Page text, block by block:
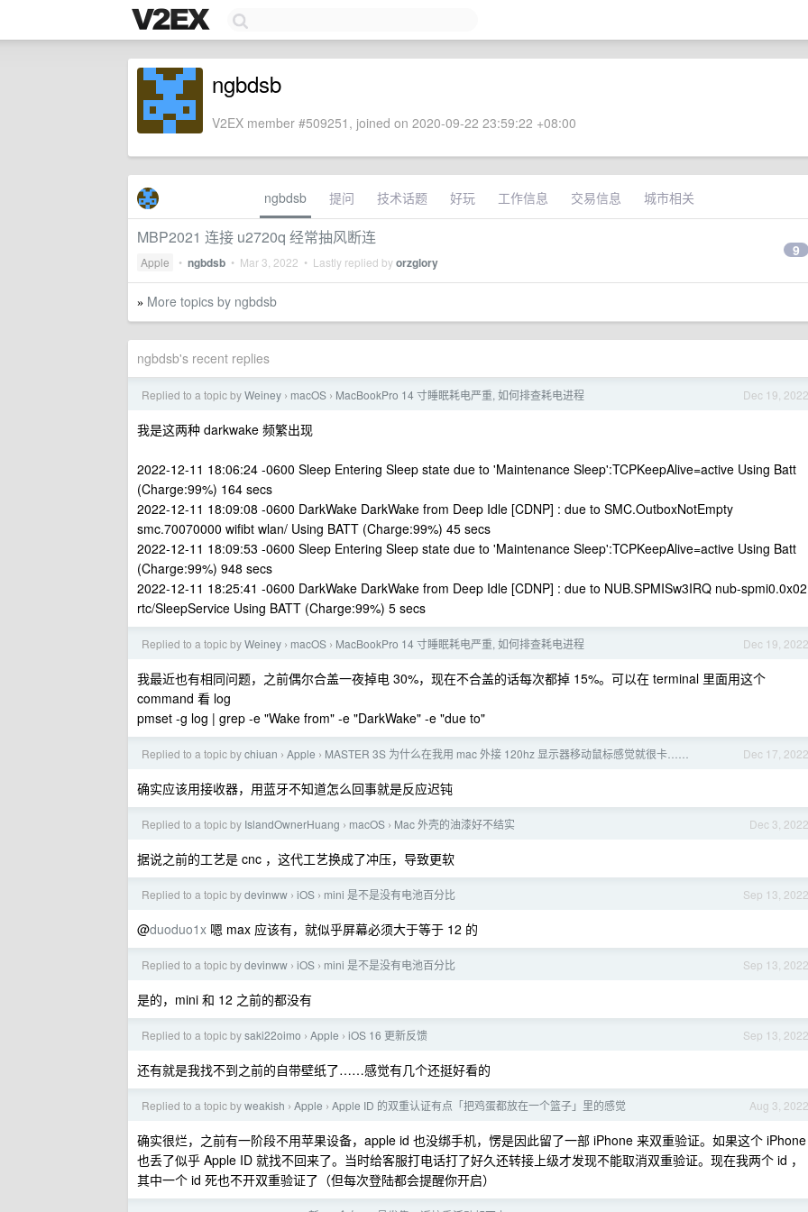
ngbdsb
V2EX member #509251, joined on 2020-09-22 23:59:22 +08:00
ngbdsb 提问 技术话题 好玩 工作信息 交易信息 城市相关
MBP2021 连接 u2720q 经常抽风断连
Apple • ngbdsb • Mar 3, 2022 • Lastly replied byorzglory
9
» More topics by ngbdsb
ngbdsb's recent replies
Dec 19, 2022
Replied to a topic byWeiney › macOS › MacBookPro 14 寸睡眠耗电严重, 如何排查耗电进程
我是这两种 darkwake 频繁出现
2022-12-11 18:06:24 -0600 Sleep Entering Sleep state due to 'Maintenance Sleep':TCPKeepAlive=active Using Batt
(Charge:99%) 164 secs
2022-12-11 18:09:08 -0600 DarkWake DarkWake from Deep Idle [CDNP] : due to SMC.OutboxNotEmpty
smc.70070000 wifibt wlan/ Using BATT (Charge:99%) 45 secs
2022-12-11 18:09:53 -0600 Sleep Entering Sleep state due to 'Maintenance Sleep':TCPKeepAlive=active Using Batt
(Charge:99%) 948 secs
2022-12-11 18:25:41 -0600 DarkWake DarkWake from Deep Idle [CDNP] : due to NUB.SPMISw3IRQ nub-spmi0.0x02
rtc/SleepService Using BATT (Charge:99%) 5 secs
Dec 19, 2022
Replied to a topic byWeiney › macOS › MacBookPro 14 寸睡眠耗电严重, 如何排查耗电进程
我最近也有相同问题，之前偶尔合盖一夜掉电 30%，现在不合盖的话每次都掉 15%。可以在 terminal 里面用这个
command 看 log
pmset -g log | grep -e "Wake from" -e "DarkWake" -e "due to"
Dec 17, 2022
Replied to a topic bychiuan › Apple › MASTER 3S 为什么在我用 mac 外接 120hz 显示器移动鼠标感觉就很卡……
确实应该用接收器，用蓝牙不知道怎么回事就是反应迟钝
Dec 3, 2022
Replied to a topic by IslandOwnerHuang › macOS › Mac 外壳的油漆好不结实
据说之前的工艺是 cnc ，这代工艺换成了冲压，导致更软
Sep 13, 2022
Replied to a topic bydevinww › iOS › mini 是不是没有电池百分比
@duoduo1x 嗯 max 应该有，就似乎屏幕必须大于等于 12 的
Sep 13, 2022
Replied to a topic bydevinww › iOS › mini 是不是没有电池百分比
是的，mini 和 12 之前的都没有
Sep 13, 2022
Replied to a topic bysaki22oimo › Apple › iOS 16 更新反馈
还有就是我找不到之前的自带壁纸了……感觉有几个还挺好看的
Aug 3, 2022
Replied to a topic byweakish › Apple › Apple ID 的双重认证有点「把鸡蛋都放在一个篮子」里的感觉
确实很烂，之前有一阶段不用苹果设备，apple id 也没绑手机，愣是因此留了一部 iPhone 来双重验证。如果这个 iPhone
也丢了似乎 Apple ID 就找不回来了。当时给客服打电话打了好久还转接上级才发现不能取消双重验证。现在我两个 id ，
其中一个 id 死也不开双重验证了（但每次登陆都会提醒你开启）